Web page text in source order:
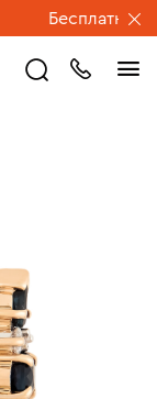
Бесплатная